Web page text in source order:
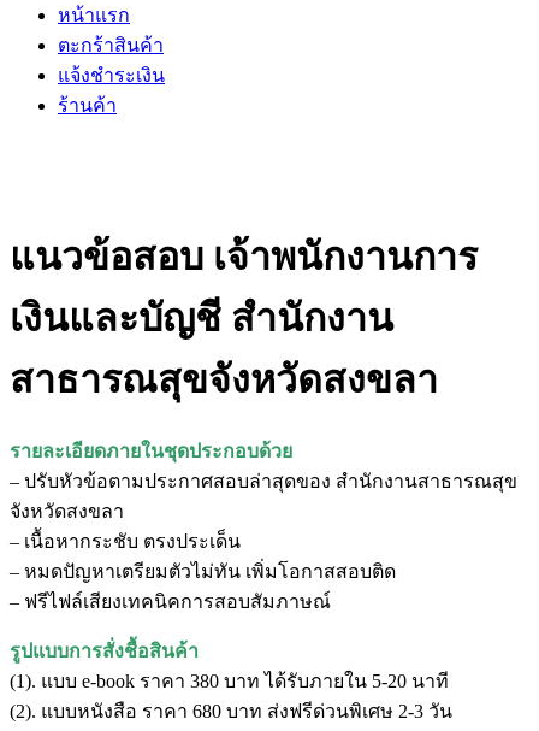
หน้าแรก
ตะกร้าสินค้า
แจ้งชำระเงิน
ร้านค้า
แนวข้อสอบ เจ้าพนักงานการ
เงินและบัญชี สํานักงาน
สาธารณสุขจังหวัดสงขลา
รายละเอียดภายในชุดประกอบด้วย
– ปรับหัวข้อตามประกาศสอบล่าสุดของ สํานักงานสาธารณสุข
จังหวัดสงขลา
– เนื้อหากระชับ ตรงประเด็น
– หมดปัญหาเตรียมตัวไม่ทัน เพิ่มโอกาสสอบติด
– ฟรีไฟล์เสียงเทคนิคการสอบสัมภาษณ์
รูปแบบการสั่งชื้อสินค้า
(1). แบบ e-book ราคา 380 บาท ได้รับภายใน 5-20 นาที
(2). แบบหนังสือ ราคา 680 บาท ส่งฟรีด่วนพิเศษ 2-3 วัน